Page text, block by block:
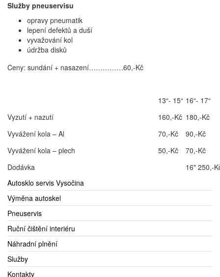
Služby pneuservisu
opravy pneumatik
lepení defektů a duší
vyvažování kol
údržba disků
Ceny: sundání + nasazení……………60,-Kč
13“- 15“ 16“- 17“
Vyzutí + nazutí
160,-Kč 180,-Kč
Vyvážení kola – Al
70,-Kč
90,-Kč
Vyvážení kola – plech
50,-Kč
70,-Kč
Dodávka
16" 250,-
Autosklo servis Vysočina
Výměna autoskel
Pneuservis
Ruční čištění interiéru
Náhradní plnění
Služby
Kontakty